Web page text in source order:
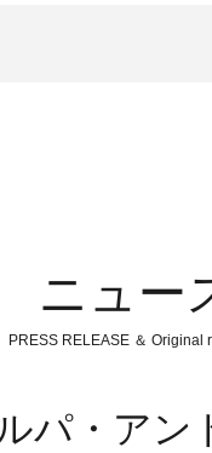
ニュー
PRESS RELEASE ＆ Original
パ・ア